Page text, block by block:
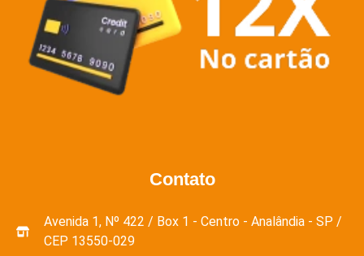
Contato
Avenida 1, Nº 422 / Box 1 - Centro - Analândia - SP /
CEP 13550-029